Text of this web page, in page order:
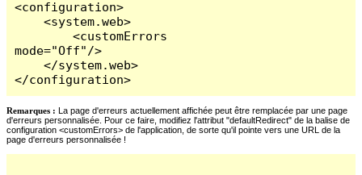
<configuration>
    <system.web>
        <customErrors
mode="Off"/>
    </system.web>
</configuration>
Remarques : La page d'erreurs actuellement affichée peut être remplacée par une page
d'erreurs personnalisée. Pour ce faire, modifiez l'attribut "defaultRedirect" de la balise de
configuration <customErrors> de l'application, de sorte qu'il pointe vers une URL de la
page d'erreurs personnalisée !